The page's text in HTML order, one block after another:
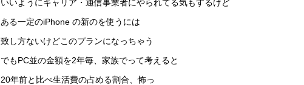
いいようにキャリア・通信事業者にやられてる気もするけど
ある一定のiPhone の新のを使うには
致し方ないけどこのプランになっちゃう
でもPC並の金額を2年毎、家族でって考えると
20年前と比べ生活費の占める割合、怖っ